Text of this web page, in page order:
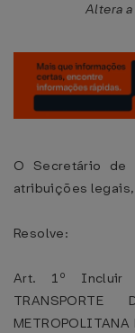
Altera a
O Secretário de
atribuições legais,
Resolve:
Art. 1º Incluir
METROPOLITANA